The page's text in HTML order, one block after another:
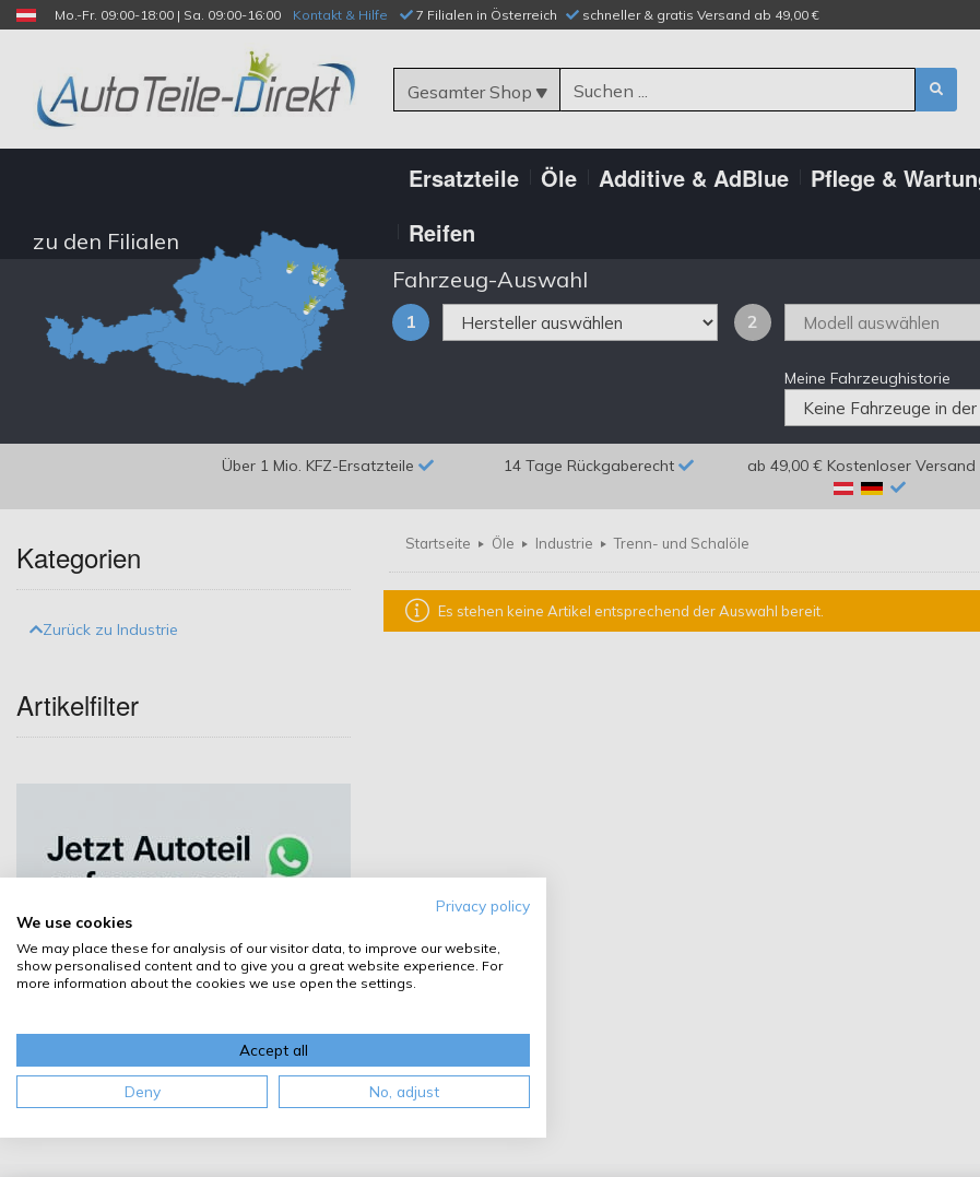
Mo.-Fr. 09:00-18:00 | Sa. 09:00-16:00 Kontakt & Hilfe 7 Filialen in Österreich schneller & gratis Versand ab 49,00 €
Gesamter Shop
Ersatzteile Öle Additive & AdBlue Pflege &
Reifen
zu den Filialen
Fahrzeug-Auswahl
1 2
Meine Fahrzeughistorie
Über 1 Mio. KFZ-Ersatzteile 14 Tage Rückgaberecht ab 49,00 € Kostenloser Versand
Startseite Öle Industrie Trenn- und Schalöle
Es stehen keine Artikel entsprechend der Auswahl bereit.
Kategorien
Zurück zu Industrie
Artikelfilter
Privacy policy
We use cookies
We may place these for analysis of our visitor data, to improve our website,
show personalised content and to give you a great website experience. For
more information about the cookies we use open the settings.
Accept all
Deny No, adjust